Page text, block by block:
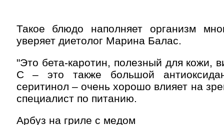
Такое блюдо наполняет организм
уверяет диетолог Марина Балас.
"Это бета-каротин, полезный для кожи,
С – это также большой
серитинол – очень хорошо влияет на
специалист по питанию.
Арбуз на гриле с медом